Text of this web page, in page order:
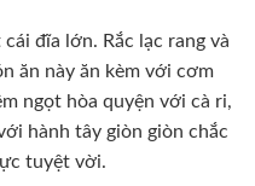
đĩa lớn. Rắc lạc rang và
ăn này ăn kèm với cơm
ngọt hòa quyện với cà ri,
hành tây giòn giòn chắc
tuyệt vời.